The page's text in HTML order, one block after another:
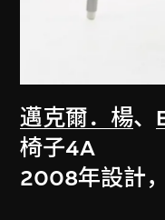
邁克爾．楊、
椅子4A
2008年設計